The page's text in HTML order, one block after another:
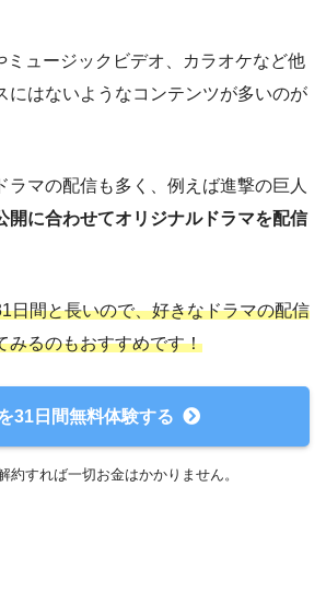
ミュージックビデオ、カラオケなど他
にはないようなコンテンツが多いのが
ラマの配信も多く、例えば進撃の巨人
開に合わせてオリジナルドラマを配信
日間と長いので、好きなドラマの配信
みるのもおすすめです！
31日間無料体験する
約すれば一切お金はかかりません。